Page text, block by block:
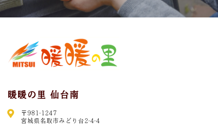
暖暖の里 仙台南
〒981-1247
宮城県名取市みどり台2-4-4